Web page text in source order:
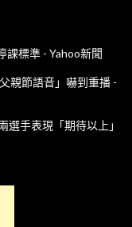
課標準 - Yahoo新聞
親節語音」嚇到重播 -
選手表現「期待以上」